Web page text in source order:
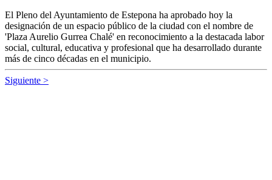
El Pleno del Ayuntamiento de Estepona ha aprobado hoy la
designación de un espacio público de la ciudad con el nombre de
'Plaza Aurelio Gurrea Chalé' en reconocimiento a la destacada labor
social, cultural, educativa y profesional que ha desarrollado durante
más de cinco décadas en el municipio.
Siguiente >